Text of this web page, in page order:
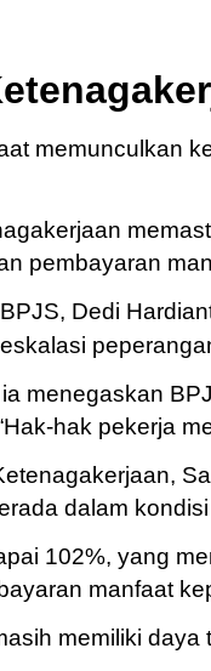
memunculkan
pembayaran
Dedi
menegaskan
hak pekerja
dalam
102%, yang
manfaat
memiliki daya